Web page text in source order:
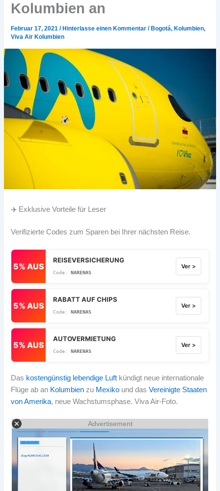
Kolumbien an
Februar 17, 2021/ Hinterlasse einen Kommentar / Bogotá, Kolumbien,
Viva Air Kolumbien
✈️ Exklusive Vorteile für Leser
Verifizierte Codes zum Sparen bei Ihrer nächsten Reise.
5% AUS
REISEVERSICHERUNG
NARENAS
Ver >
5% AUS
RABATT AUF CHIPS
NARENAS
Ver >
5% AUS
AUTOVERMIETUNG
NARENAS
Ver >
Das kostengünstig lebendige Luft kündigt neue internationale
Flüge ab an Kolumbien zu Mexiko und dasVereinigte Staaten
von Amerika, neue Wachstumsphase. Viva Air-Foto.
Advertisement